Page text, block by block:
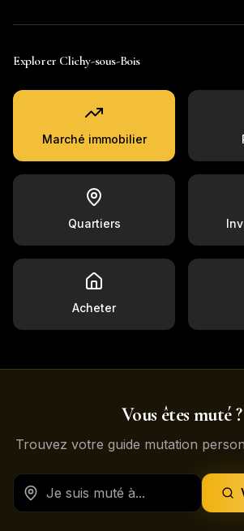
Explorer Clichy-sous-Bois
Marché immobilier
Quartiers
Acheter
Vous êtes muté ?
Trouvez votre guide mutation